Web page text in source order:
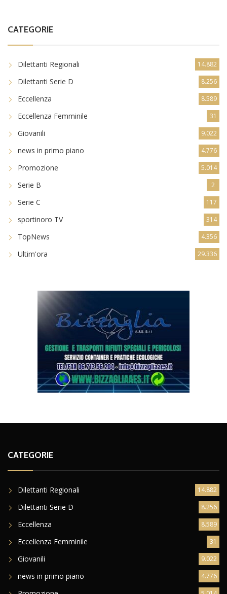
CATEGORIE
Dilettanti Regionali 14.882
Dilettanti Serie D 8.256
Eccellenza 8.589
Eccellenza Femminile 31
Giovanili 9.022
news in primo piano 4.776
Promozione 5.014
Serie B 2
Serie C 117
sportinoro TV 314
TopNews 4.356
Ultim'ora 29.336
CATEGORIE
Dilettanti Regionali 14.882
Dilettanti Serie D 8.256
Eccellenza 8.589
Eccellenza Femminile 31
Giovanili 9.022
news in primo piano 4.776